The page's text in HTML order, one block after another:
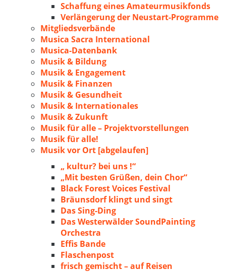
Schaffung eines Amateurmusikfonds
Verlängerung der Neustart-Programme
Mitgliedsverbände
Musica Sacra International
Musica-Datenbank
Musik & Bildung
Musik & Engagement
Musik & Finanzen
Musik & Gesundheit
Musik & Internationales
Musik & Zukunft
Musik für alle – Projektvorstellungen
Musik für alle!
Musik vor Ort [abgelaufen]
„ kultur? bei uns !“
„Mit besten Grüßen, dein Chor“
Black Forest Voices Festival
Bräunsdorf klingt und singt
Das Sing-Ding
Das Westerwälder SoundPainting
Orchestra
Effis Bande
Flaschenpost
frisch gemischt – auf Reisen